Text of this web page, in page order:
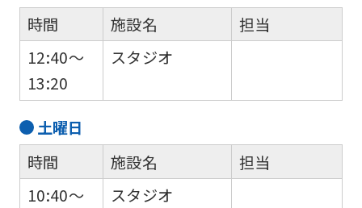
時間
12:40～
13:20
施設名
スタジオ
担当
土曜日
時間
10:40～
施設名
スタジオ
担当